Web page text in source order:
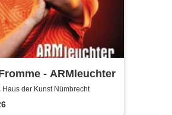
- ARMleuchter
Haus der Kunst Nümbrecht